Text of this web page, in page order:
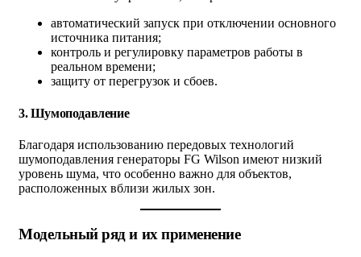
автоматический запуск при отключении основного
источника питания;
контроль и регулировку параметров работы в
реальном времени;
защиту от перегрузок и сбоев.
3.Шумоподавление
Благодаря использованию передовых технологий
шумоподавления генераторы FG Wilson имеют низкий
уровень шума, что особенно важно для объектов,
расположенных вблизи жилых зон.
Модельный ряд и их применение